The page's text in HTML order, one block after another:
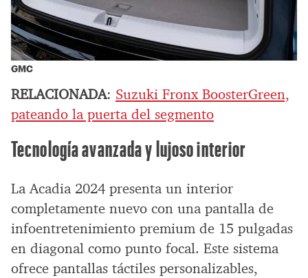
GMC
RELACIONADA: Suzuki Fronx BoosterGreen,
pateando la puerta del segmento
Tecnología avanzada y lujoso interior
La Acadia 2024 presenta un interior
completamente nuevo con una pantalla de
infoentretenimiento premium de 15 pulgadas
en diagonal como punto focal. Este sistema
ofrece pantallas táctiles personalizables,